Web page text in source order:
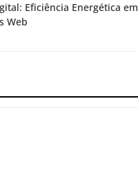
Eficiência Energética em
Web